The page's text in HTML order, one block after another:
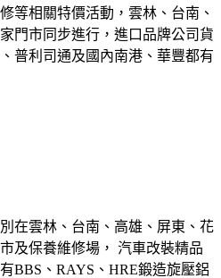
等相關特價活動，雲林、台南、
門市同步進行，進口品牌公司貨
普利司通及國內南港、華豐都有
在雲林、台南、高雄、屏東、花
及保養維修場， 汽車改裝精品
BBS、RAYS、HRE鍛造旋壓鋁